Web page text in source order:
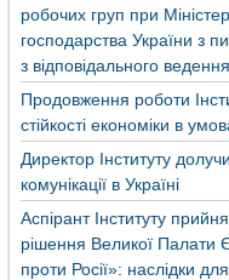
робочих груп при
господарства України з
з відповідального
Продовження роботи
стійкості економіки в
Директор Інституту
комунікації в Україні
Аспірант Інституту
рішення Великої Палати
проти Росії»: наслідки